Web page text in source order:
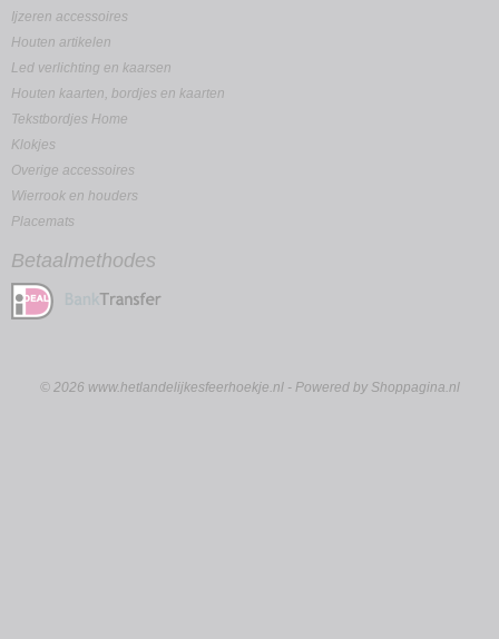
Ijzeren accessoires
Houten artikelen
Led verlichting en kaarsen
Houten kaarten, bordjes en kaarten
Tekstbordjes Home
Klokjes
Overige accessoires
Wierrook en houders
Placemats
Betaalmethodes
© 2026 www.hetlandelijkesfeerhoekje.nl - Powered by Shoppagina.nl